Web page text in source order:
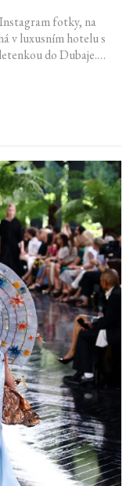
fotky, na
v luxusním hotelu s
do Dubaje.
na Šumavu.